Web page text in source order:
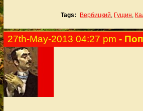
Tags:
Вербицкий, Гущин,
27th-May-2013 04:27 pm -